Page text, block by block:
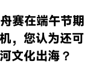
赛在端午节期
，您认为还可
文化出海？